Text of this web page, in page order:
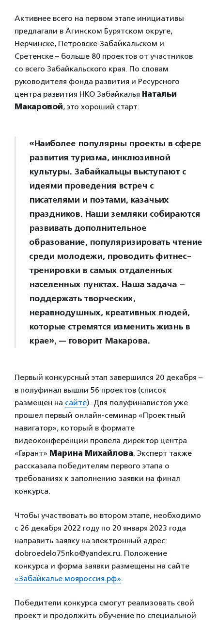
Активнее всего на первом этапе инициативы
предлагали в Агинском Бурятском округе,
Нерчинске, Петровске-Забайкальском и
Сретенске – больше 80 проектов от участников
со всего Забайкальского края. По словам
руководителя фонда развития и Ресурсного
центра развития НКО Забайкалья Натальи
Макаровой, это хороший старт.
«Наиболее популярны проекты в сфере
развития туризма, инклюзивной
культуры. Забайкальцы выступают с
идеями проведения встреч с
писателями и поэтами, казачьих
праздников. Наши земляки собираются
развивать дополнительное
образование, популяризировать чтение
среди молодежи, проводить фитнес-
тренировки в самых отдаленных
населенных пунктах. Наша задача –
поддержать творческих,
неравнодушных, креативных людей,
которые стремятся изменить жизнь в
крае», — говорит Макарова.
Первый конкурсный этап завершился 20 декабря –
в полуфинал вышли 56 проектов (список
размещен на сайте). Для полуфиналистов уже
прошел первый онлайн-семинар «Проектный
навигатор», который в формате
видеоконференции провела директор центра
«Гарант» Марина Михайлова. Эксперт также
рассказала победителям первого этапа о
требованиях к заполнению заявки на финал
конкурса.
Чтобы участвовать во втором этапе, необходимо
с 26 декабря 2022 году по 20 января 2023 года
направить заявку на электронный адрес:
dobroedelo75nko@yandex.ru. Положение
конкурса и форма заявки размещены на сайте
«Забайкалье.мояроссия.рф».
Победители конкурса смогут реализовать свой
проект и продолжить обучение по специальной